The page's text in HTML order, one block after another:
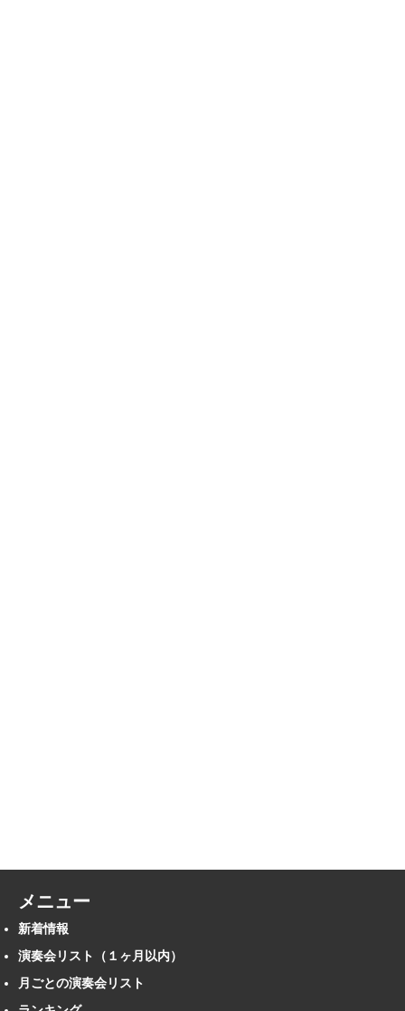
メニュー
新着情報
演奏会リスト（１ヶ月以内）
月ごとの演奏会リスト